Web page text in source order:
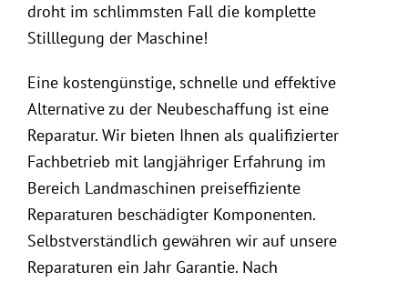
droht im schlimmsten Fall die komplette
Stilllegung der Maschine!
Eine kostengünstige, schnelle und effektive
Alternative zu der Neubeschaffung ist eine
Reparatur. Wir bieten Ihnen als qualifizierter
Fachbetrieb mit langjähriger Erfahrung im
Bereich Landmaschinen preiseffiziente
Reparaturen beschädigter Komponenten.
Selbstverständlich gewähren wir auf unsere
Reparaturen ein Jahr Garantie. Nach